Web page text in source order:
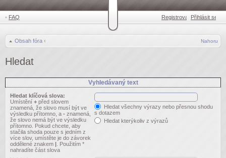
• FAQ Registrovat •Přihlásit se
Obsah fóra ‹ Nahoru
Hledat
Vyhledávaný text
Hledat klíčová slova:
Umístění + před slovem
znamená, že slovo musí být ve
výsledku přítomno, a - znamená,
že slovo nemá být ve výsledku
přítomno. Pokud chcete, aby
stačila shoda pouze s jedním z
více slov, umístěte je do závorek
oddělené znakem | . Použitím *
nahradíte část slova
Hledat všechny výrazy nebo přesnou shodu
s dotazem
Hledat kterýkoliv z výrazů